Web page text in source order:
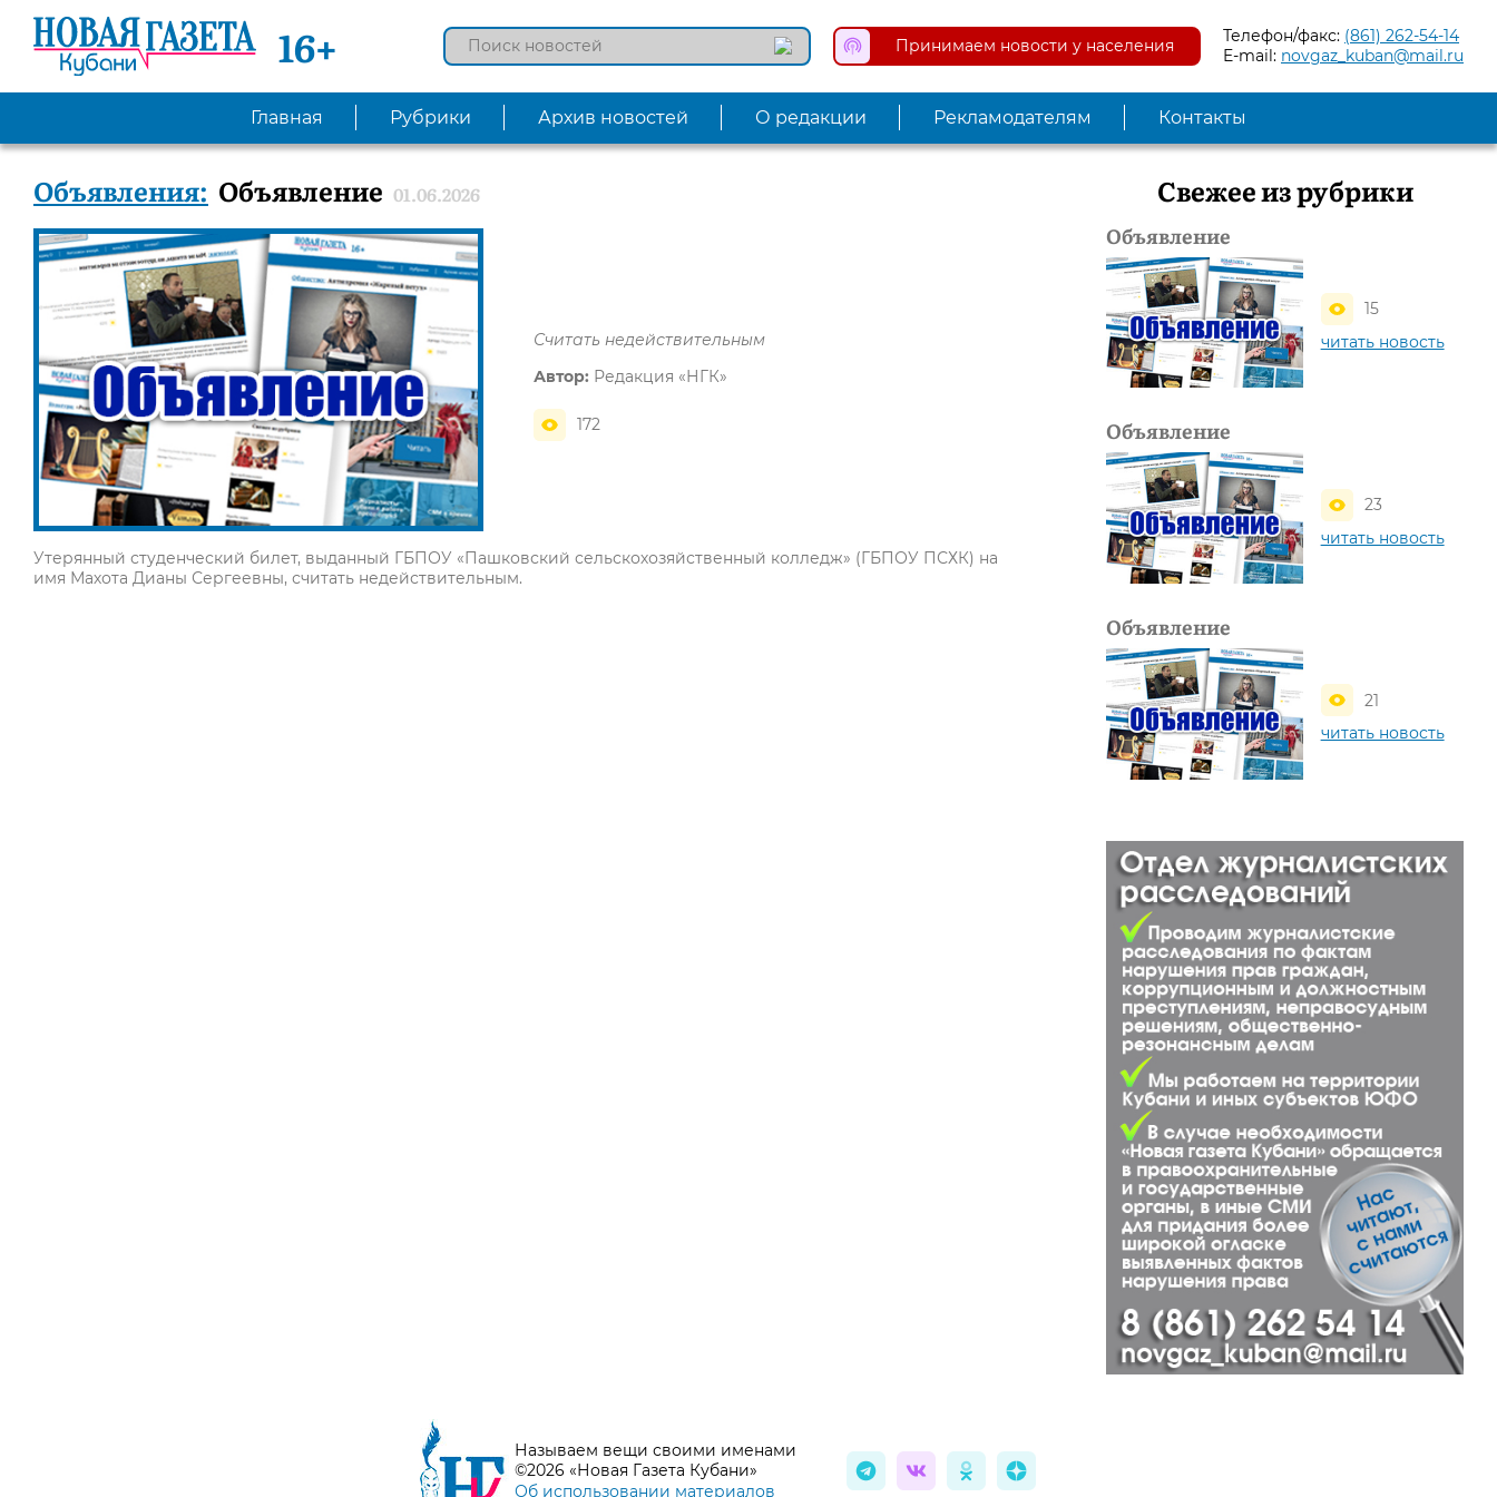
16+ Принимаем новости у населения Телефон/факс: (861) 262-54-14
E-mail: novgaz_kuban@mail.ru
Главная Рубрики Архив новостей О редакции Рекламодателям Контакты
Объявления: Объявление 01.06.2026
Считать недействительным
Автор: Редакция «НГК»
172
Утерянный студенческий билет, выданный ГБПОУ «Пашковский сельскохозяйственный колледж» (ГБПОУ ПСХК) на
имя Махота Дианы Сергеевны, считать недействительным.
Свежее из рубрики
Объявление
15
читать новость
Объявление
23
читать новость
Объявление
21
читать новость
Называем вещи своими именами
©2026 «Новая Газета Кубани»
Об использовании материалов